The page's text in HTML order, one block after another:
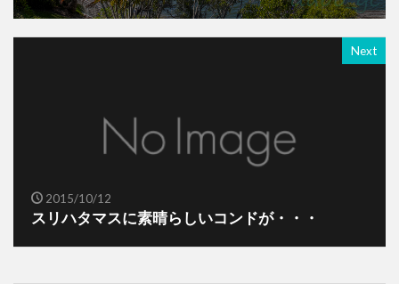
Next
2015/10/12
スリハタマスに素晴らしいコンドが・・・